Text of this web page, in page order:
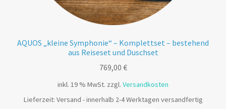
AQUOS „kleine Symphonie“ – Komplettset – bestehend
aus Reiseset und Duschset
769,00 €
inkl. 19 % MwSt. zzgl. Versandkosten
Lieferzeit: Versand - innerhalb 2-4 Werktagen versandfertig